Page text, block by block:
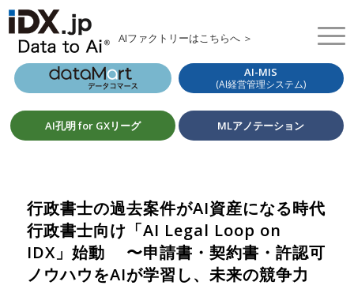
AIファクトリーはこちらへ ＞
AI-MIS
(AI経営管理システム)
AI孔明 for GXリーグ MLアノテーション
行政書士の過去案件がAI資産になる時代
行政書士向け「AI Legal Loop on
IDX」始動 〜申請書・契約書・許認可
ノウハウをAIが学習し、未来の競争力